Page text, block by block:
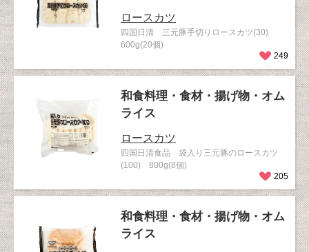
ロースカツ
四国日清 三元豚手切りロースカツ(30)
600g(20個)
249
和食料理・食材・揚げ物・オム
ライス
ロースカツ
四国日清食品 袋入り三元豚のロースカツ
(100) 800g(8個)
205
和食料理・食材・揚げ物・オム
ライス